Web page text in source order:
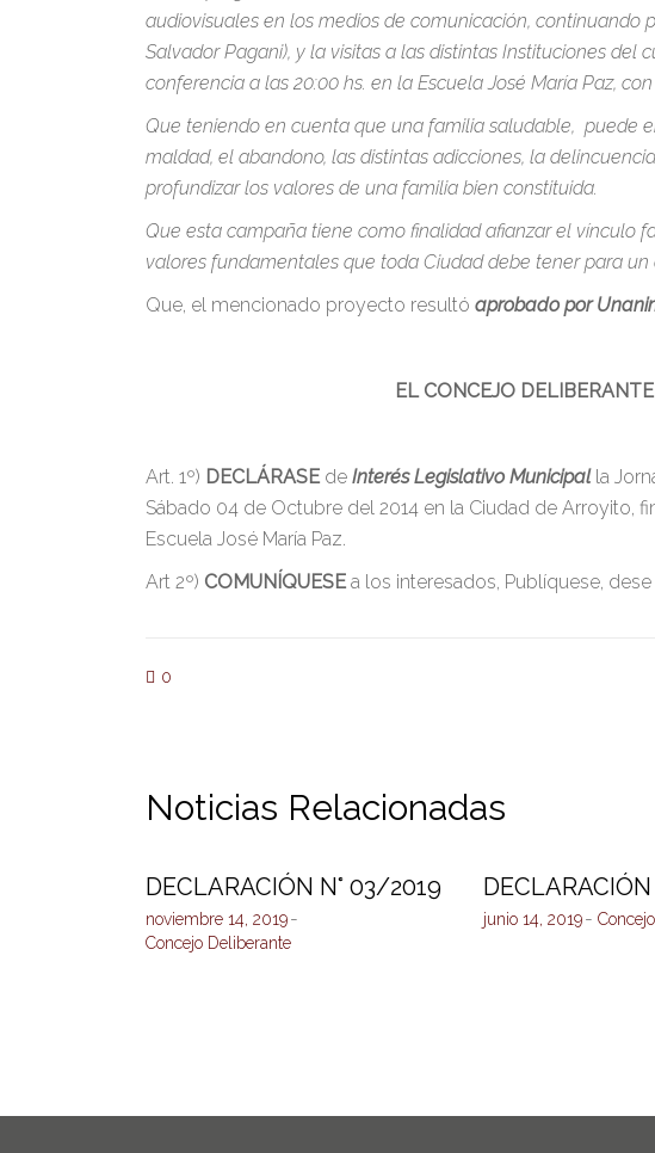
audiovisuales en los medios de comunicación, continuando
Salvador Pagani), y la visitas a las distintas Instituciones
conferencia a las 20:00 hs. en la Escuela José María Paz,
Que teniendo en cuenta que una familia saludable, puede
maldad, el abandono, las distintas adicciones, la
profundizar los valores de una familia bien constituida.
Que esta campaña tiene como finalidad afianzar el vínculo
valores fundamentales que toda Ciudad debe tener para un
Que, el mencionado proyecto resultó aprobado por
EL CONCEJO
Art. 1º) DECLÁRASE de Interés Legislativo Municipal la
Sábado 04 de Octubre del 2014 en la Ciudad de Arroyito,
Escuela José María Paz.
Art 2º) COMUNÍQUESE a los interesados, Publíquese,
0
Noticias Relacionadas
DECLARACIÓN N° 03/2019
noviembre 14, 2019
Concejo Deliberante
junio 14, 2019